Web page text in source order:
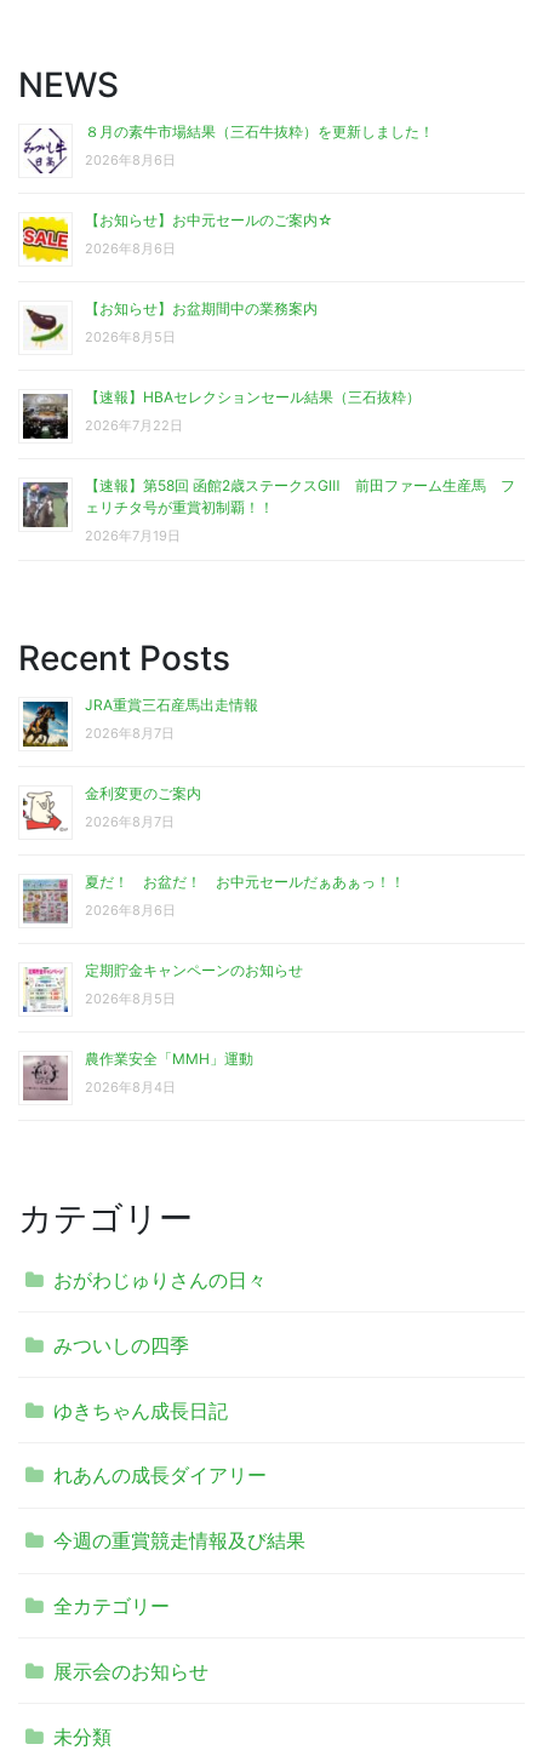
NEWS
８月の素牛市場結果（三石牛抜粋）を更新しました！
2026年8月6日
【お知らせ】お中元セールのご案内☆
2026年8月6日
【お知らせ】お盆期間中の業務案内
2026年8月5日
【速報】HBAセレクションセール結果（三石抜粋）
2026年7月22日
【速報】第58回 函館2歳ステークスGⅢ 前田ファーム生産馬 フ
ェリチタ号が重賞初制覇！！
2026年7月19日
Recent Posts
JRA重賞三石産馬出走情報
2026年8月7日
金利変更のご案内
2026年8月7日
夏だ！ お盆だ！ お中元セールだぁあぁっ！！
2026年8月6日
定期貯金キャンペーンのお知らせ
2026年8月5日
農作業安全「MMH」運動
2026年8月4日
カテゴリー
おがわじゅりさんの日々
みついしの四季
ゆきちゃん成長日記
れあんの成長ダイアリー
今週の重賞競走情報及び結果
全カテゴリー
展示会のお知らせ
未分類